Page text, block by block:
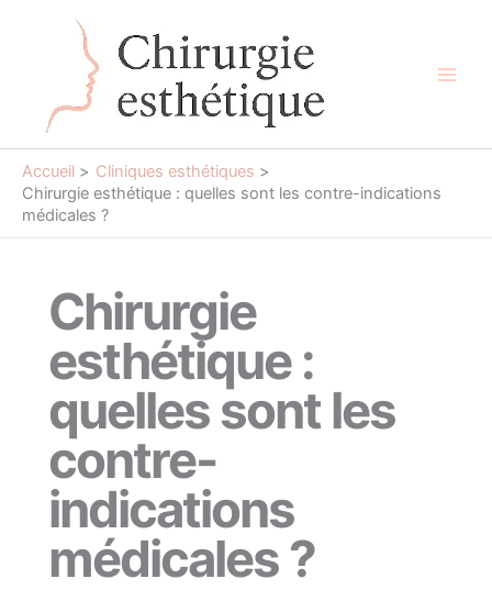
Accueil
Cliniques esthétiques
Chirurgie esthétique : quelles sont les contre-indications
médicales ?
Chirurgie
esthétique :
quelles sont les
contre-
indications
médicales ?